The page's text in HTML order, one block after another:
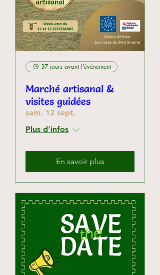
37 jours avant l'événement
Marché artisanal &
visites guidées
sam. 12 sept.
Plus d'infos
En savoir plus